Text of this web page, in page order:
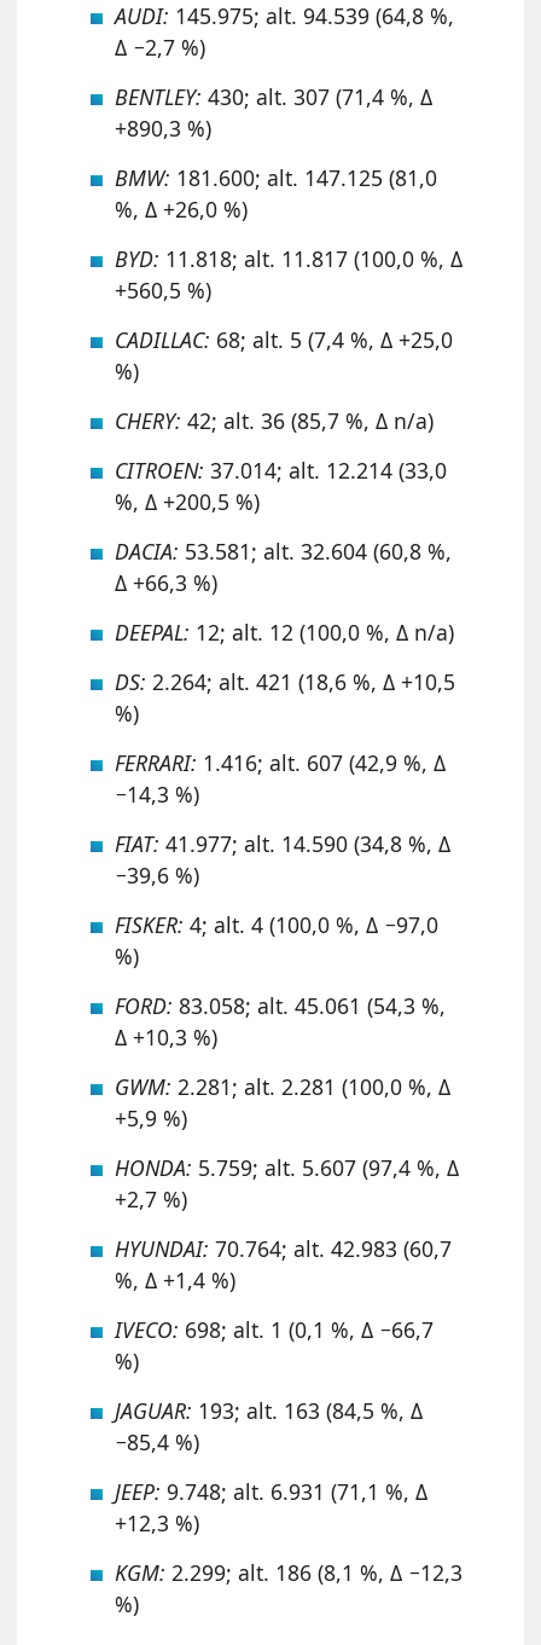
AUDI: 145.975; alt. 94.539 (64,8 %,
Δ −2,7 %)
BENTLEY: 430; alt. 307 (71,4 %, Δ
+890,3 %)
BMW: 181.600; alt. 147.125 (81,0
%, Δ +26,0 %)
BYD: 11.818; alt. 11.817 (100,0 %, Δ
+560,5 %)
CADILLAC: 68; alt. 5 (7,4 %, Δ +25,0
%)
CHERY: 42; alt. 36 (85,7 %, Δ n/a)
CITROEN: 37.014; alt. 12.214 (33,0
%, Δ +200,5 %)
DACIA: 53.581; alt. 32.604 (60,8 %,
Δ +66,3 %)
DEEPAL: 12; alt. 12 (100,0 %, Δ n/a)
DS: 2.264; alt. 421 (18,6 %, Δ +10,5
%)
FERRARI: 1.416; alt. 607 (42,9 %, Δ
−14,3 %)
FIAT: 41.977; alt. 14.590 (34,8 %, Δ
−39,6 %)
FISKER: 4; alt. 4 (100,0 %, Δ −97,0
%)
FORD: 83.058; alt. 45.061 (54,3 %,
Δ +10,3 %)
GWM: 2.281; alt. 2.281 (100,0 %, Δ
+5,9 %)
HONDA: 5.759; alt. 5.607 (97,4 %, Δ
+2,7 %)
HYUNDAI: 70.764; alt. 42.983 (60,7
%, Δ +1,4 %)
IVECO: 698; alt. 1 (0,1 %, Δ −66,7
%)
JAGUAR: 193; alt. 163 (84,5 %, Δ
−85,4 %)
JEEP: 9.748; alt. 6.931 (71,1 %, Δ
+12,3 %)
KGM: 2.299; alt. 186 (8,1 %, Δ −12,3
%)